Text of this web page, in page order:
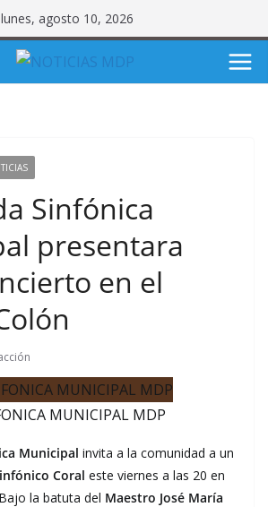
lunes, agosto 10, 2026
Sinfónica
presentara
en el
MUNICIPAL MDP
Municipal invita a la comunidad a un
Coral este viernes a las 20 en
la batuta del Maestro José María